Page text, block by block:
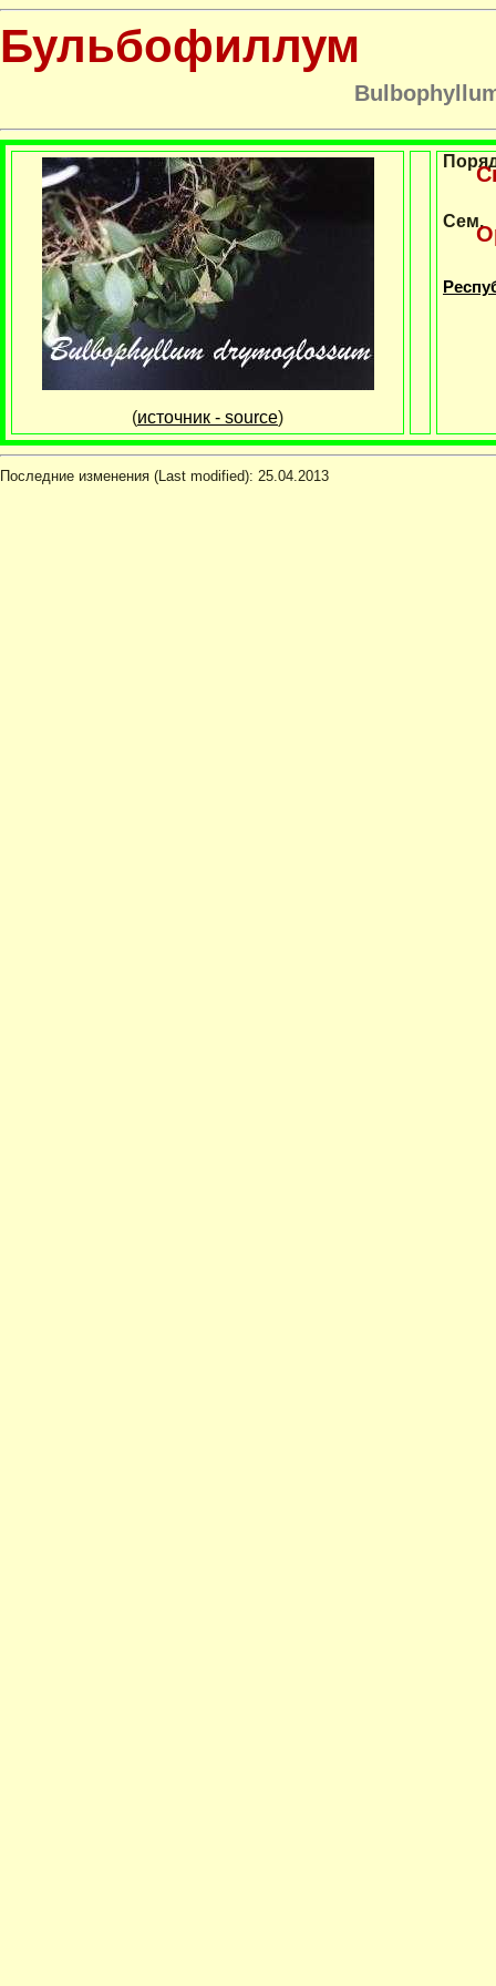
Бульбофиллум
(источник - source)
Сем.
Последние изменения (Last modified): 25.04.2013